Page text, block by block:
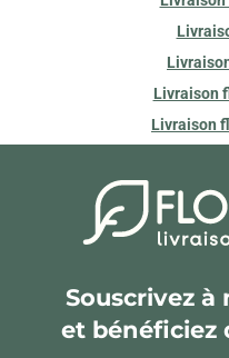
Livraison
Livraison
Souscrivez
et bénéficiez